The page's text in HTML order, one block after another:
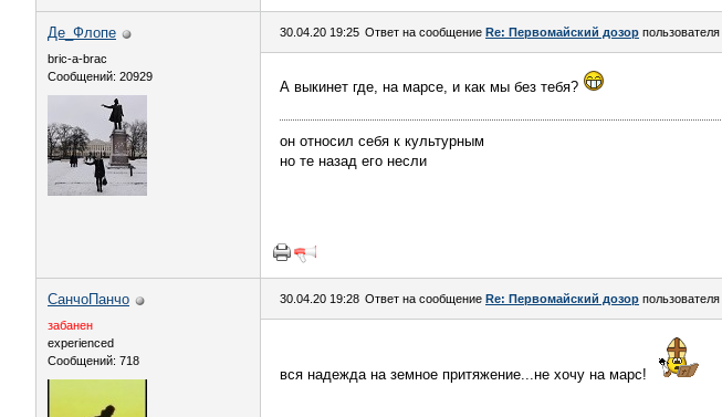
Де_Флопе
bric-a-brac
Сообщений: 20929
30.04.20 19:25 Ответ на сообщение Re: Первомайский дозор пользователя
А выкинет где, на марсе, и как мы без тебя?
он относил себя к культурным
но те назад его несли
СанчоПанчо
забанен
experienced
Сообщений: 718
30.04.20 19:28 Ответ на сообщение Re: Первомайский дозор пользователя
вся надежда на земное притяжение...не хочу на марс!